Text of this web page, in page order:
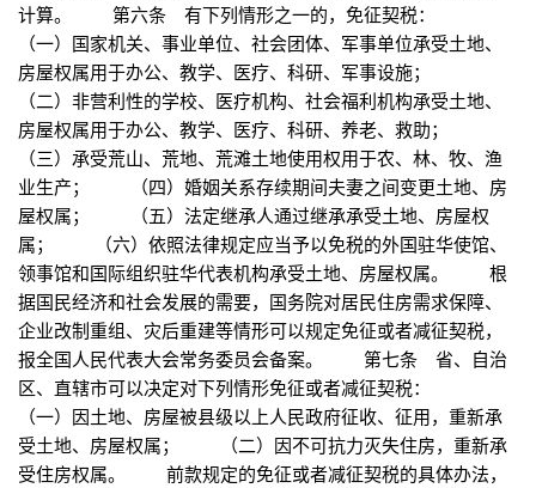
计算。 第六条 有下列情形之一的，免征契税：
（一）国家机关、事业单位、社会团体、军事单位承受土地、
房屋权属用于办公、教学、医疗、科研、军事设施；
（二）非营利性的学校、医疗机构、社会福利机构承受土地、
房屋权属用于办公、教学、医疗、科研、养老、救助；
（三）承受荒山、荒地、荒滩土地使用权用于农、林、牧、渔
业生产； （四）婚姻关系存续期间夫妻之间变更土地、房
屋权属； （五）法定继承人通过继承承受土地、房屋权
属； （六）依照法律规定应当予以免税的外国驻华使馆、
领事馆和国际组织驻华代表机构承受土地、房屋权属。 根
据国民经济和社会发展的需要，国务院对居民住房需求保障、
企业改制重组、灾后重建等情形可以规定免征或者减征契税，
报全国人民代表大会常务委员会备案。 第七条 省、自治
区、直辖市可以决定对下列情形免征或者减征契税：
（一）因土地、房屋被县级以上人民政府征收、征用，重新承
受土地、房屋权属； （二）因不可抗力灭失住房，重新承
受住房权属。 前款规定的免征或者减征契税的具体办法，